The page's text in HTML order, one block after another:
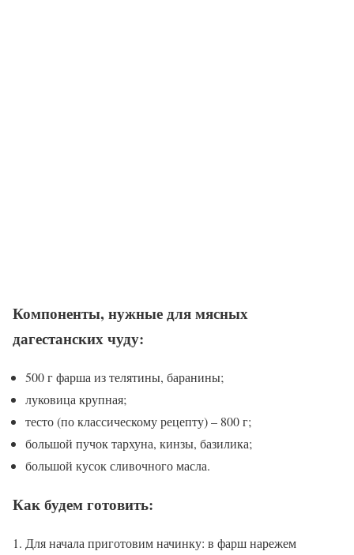
Компоненты, нужные для мясных
дагестанских чуду:
500 г фарша из телятины, баранины;
луковица крупная;
тесто (по классическому рецепту) – 800 г;
большой пучок тархуна, кинзы, базилика;
большой кусок сливочного масла.
Как будем готовить:
Для начала приготовим начинку: в фарш нарежем